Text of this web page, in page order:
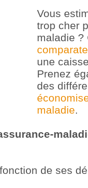
Vous
trop cher
maladie ?
une
Prenez
des
maladie.
de ses